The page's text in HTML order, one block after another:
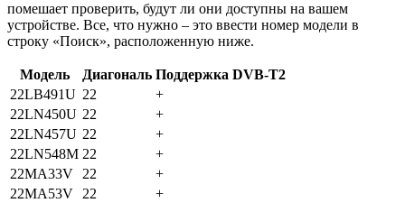
помешает проверить, будут ли они доступны на вашем
устройстве. Все, что нужно ‒ это ввести номер модели в
строку «Поиск», расположенную ниже.
Модель Диагональ Поддержка DVB-T2
22LB491U 22
+
22LN450U 22
+
22LN457U 22
+
22LN548M 22
+
22MA33V
22
+
22MA53V
22
+